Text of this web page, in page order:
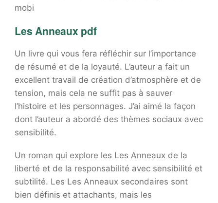
mobi
Les Anneaux pdf
Un livre qui vous fera réfléchir sur l’importance
de résumé et de la loyauté. L’auteur a fait un
excellent travail de création d’atmosphère et de
tension, mais cela ne suffit pas à sauver
l’histoire et les personnages. J’ai aimé la façon
dont l’auteur a abordé des thèmes sociaux avec
sensibilité.
Un roman qui explore les Les Anneaux de la
liberté et de la responsabilité avec sensibilité et
subtilité. Les Les Anneaux secondaires sont
bien définis et attachants, mais les